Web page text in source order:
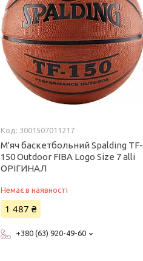
3001507011217
М'яч баскетбольний Spalding TF-
150 Outdoor FIBA Logo Size 7 alli
ОРІГИНАЛ
Немає в наявності
1 487 ₴
+380 (63) 920-49-60